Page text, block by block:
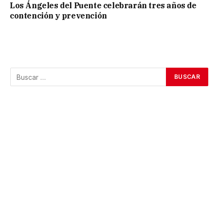
Los Ángeles del Puente celebrarán tres años de
contención y prevención